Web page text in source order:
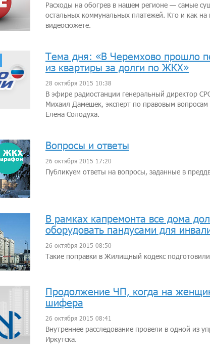
Расходы на обогрев в нашем регионе — самые
остальных коммунальных платежей. Кто и как на
видеосюжете.
Тема дня: «В Черемхово прошло
из квартиры за долги по ЖКХ»
28 октября 2015 10:38
В эфире радиостанции генеральный директор
Михаил Дамешек, эксперт по правовым вопросам
Елена Солодуха.
Вопросы и ответы
26 октября 2015 17:20
Публикуем ответы на вопросы, заданные в
В рамках капремонта все дома
оборудовать пандусами для
26 октября 2015 08:50
Такие поправки в Жилищный кодекс
Продолжение ЧП, когда на
шифера
26 октября 2015 08:41
Внутреннее расследование провели в одной из
Иркутска.